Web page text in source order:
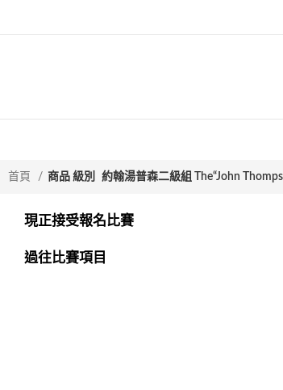
首頁 商品 級別 約翰湯普森二級組 The“John
現正接受報名比賽
過往比賽項目